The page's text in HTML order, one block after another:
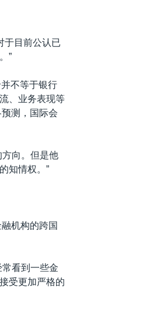
于目前公认已
”
不等于银行
、业务表现等
测，国际会
向。但是他
知情权。”
机构的跨国
看到一些金
受更加严格的